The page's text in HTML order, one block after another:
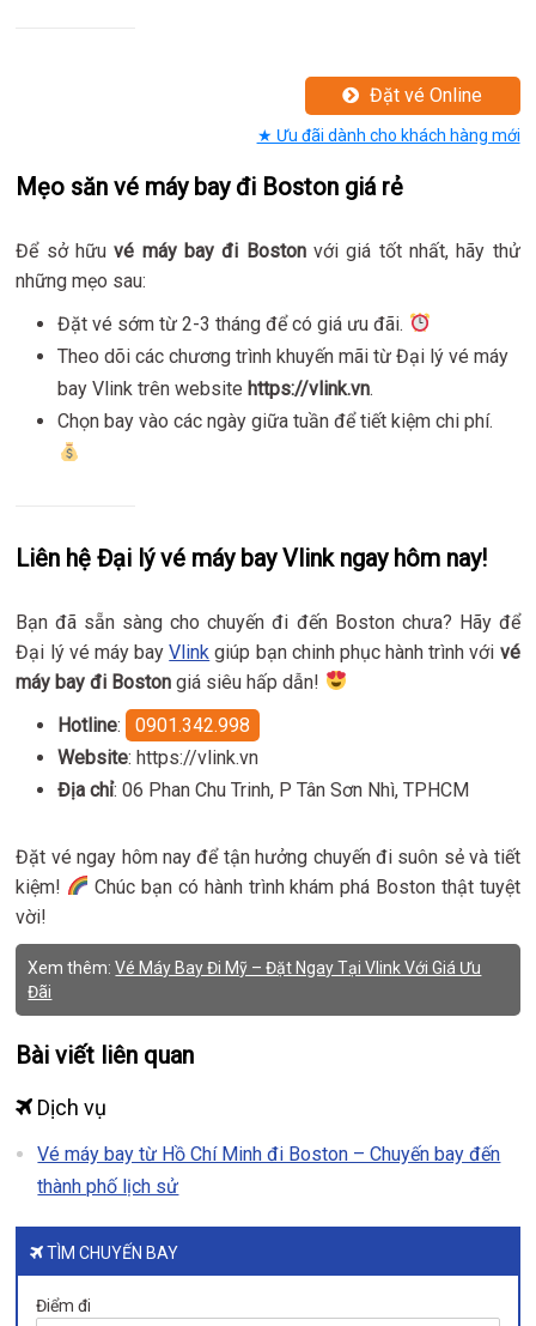
Đặt vé Online
★ Ưu đãi dành cho khách hàng mới
Mẹo săn vé máy bay đi Boston giá rẻ
Để sở hữuvé máy bay đi Bostonvới giá tốt nhất, hãy thử
những mẹo sau:
Đặt vé sớm từ 2-3 tháng để có giá ưu đãi.
Theo dõi các chương trình khuyến mãi từ Đại lý vé máy
bay Vlink trên website https://vlink.vn.
Chọn bay vào các ngày giữa tuần để tiết kiệm chi phí.
Liên hệ Đại lý vé máy bay Vlink ngay hôm nay!
Bạn đã sẵn sàng cho chuyến đi đến Boston chưa? Hãy để
Đại lý vé máy bayVlink giúp bạn chinh phục hành trình với vé
máy bay đi Boston giá siêu hấp dẫn!
Hotline:
0901.342.998
Website: https://vlink.vn
Địa chỉ: 06 Phan Chu Trinh, P Tân Sơn Nhì, TPHCM
Đặt vé ngay hôm nay để tận hưởng chuyến đi suôn sẻ và tiết
kiệm!
Chúc bạn có hành trình khám phá Boston thật tuyệt
vời!
Xem thêm:Vé Máy Bay Đi Mỹ – Đặt Ngay Tại Vlink Với Giá Ưu
Đãi
Bài viết liên quan
Dịch vụ
Vé máy bay từ Hồ Chí Minh đi Boston – Chuyến bay đến
thành phố lịch sử
TÌM CHUYẾN BAY
Điểm đi